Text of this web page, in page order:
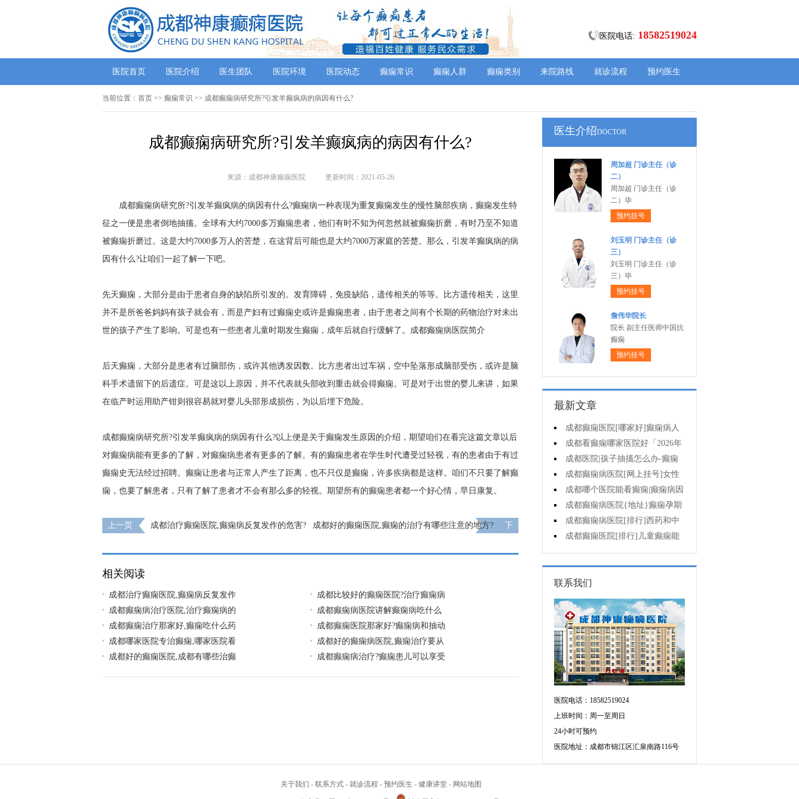
医院电话: 18582519024
医院首页 医院介绍 医生团队 医院环境 医院动态 癫痫常识 癫痫人群 癫痫类别 来院路线 就诊流程 预约医生
当前位置： 首页 >> 癫痫常识 >> 成都癫痫病研究所?引发羊癫疯病的病因有什么?
成都癫痫病研究所?引发羊癫疯病的病因有什么?
来源：成都神康癫痫医院 更新时间：2021-05-26
成都癫痫病研究所?引发羊癫疯病的病因有什么?癫痫病一种表现为重复癫痫发生的慢性脑部疾病，癫痫发生特
征之一便是患者倒地抽搐。全球有大约7000多万癫痫患者，他们有时不知为何忽然就被癫痫折磨，有时乃至不知道
被癫痫折磨过。这是大约7000多万人的苦楚，在这背后可能也是大约7000万家庭的苦楚。那么，引发羊癫疯病的病
因有什么?让咱们一起了解一下吧。
先天癫痫，大部分是由于患者自身的缺陷所引发的。发育障碍，免疫缺陷，遗传相关的等等。比方遗传相关，这里
并不是所爸爸妈妈有孩子就会有，而是产妇有过癫痫史或许是癫痫患者，由于患者之间有个长期的药物治疗对未出
世的孩子产生了影响。可是也有一些患者儿童时期发生癫痫，成年后就自行缓解了。 成都癫痫病医院简介
后天癫痫，大部分是患者有过脑部伤，或许其他诱发因数。比方患者出过车祸，空中坠落形成脑部受伤，或许是脑
科手术遗留下的后遗症。可是这以上原因，并不代表就头部收到重击就会得癫痫。可是对于出世的婴儿来讲，如果
在临产时运用助产钳则很容易就对婴儿头部形成损伤，为以后埋下危险。
成都癫痫病研究所?引发羊癫疯病的病因有什么?以上便是关于癫痫发生原因的介绍，期望咱们在看完这篇文章以后
对癫痫病能有更多的了解，对癫痫病患者有更多的了解。有的癫痫患者在学生时代遭受过轻视，有的患者由于有过
癫痫史无法经过招聘。癫痫让患者与正常人产生了距离，也不只仅是癫痫，许多疾病都是这样。咱们不只要了解癫
痫，也要了解患者，只有了解了患者才不会有那么多的轻视。期望所有的癫痫患者都一个好心情，早日康复。
上一页 成都治疗癫痫医院,癫痫病反复发作的危害? 成都好的癫痫医院,癫痫的治疗有哪些注意的地方?
下
相关阅读
成都治疗癫痫医院,癫痫病反复发作
成都比较好的癫痫医院?治疗癫痫病
成都癫痫病治疗医院,治疗癫痫病的
成都癫痫病医院讲解癫痫病吃什么
成都癫痫治疗那家好,癫痫吃什么药
成都癫痫医院那家好?癫痫病和抽动
成都哪家医院专治癫痫,哪家医院看
成都好的癫痫病医院,癫痫治疗要从
成都好的癫痫医院,成都有哪些治癫
成都癫痫病治疗?癫痫患儿可以享受
医生介绍DOCTOR
周加超 门诊主任（诊
二）
周加超 门诊主任（诊
二）毕
预约挂号
刘玉明 门诊主任（诊
三）
刘玉明 门诊主任（诊
三）毕
预约挂号
詹伟华院长
院长 副主任医师中国抗
癫痫
预约挂号
最新文章
成都癫痫医院[哪家好]癫痫病人
一定要注意哪些护理问题?
成都看癫痫哪家医院好「2026年
度公布」这些常见的食物能帮助癫
痫治疗!
成都医院|孩子抽搐怎么办-癫痫
性精神障碍的护理措施有哪些?
成都癫痫病医院[网上挂号]女性
癫痫治疗方法有哪些?
成都哪个医院能看癫痫|癫痫病因
治疗?成都癫痫病医院{地址}癫痫孕期
要留意什么?
成都癫痫病医院[排行]西药和中
药治羊癫疯哪个好?
成都癫痫医院[排行]儿童癫痫能
治疗好吗?
联系我们
医院电话：18582519024
上班时间：周一至周日
24小时可预约
医院地址：成都市锦江区汇泉南路116号
关于我们 - 联系方式 - 就诊流程 - 预约医生 - 健康讲堂 - 网站地图